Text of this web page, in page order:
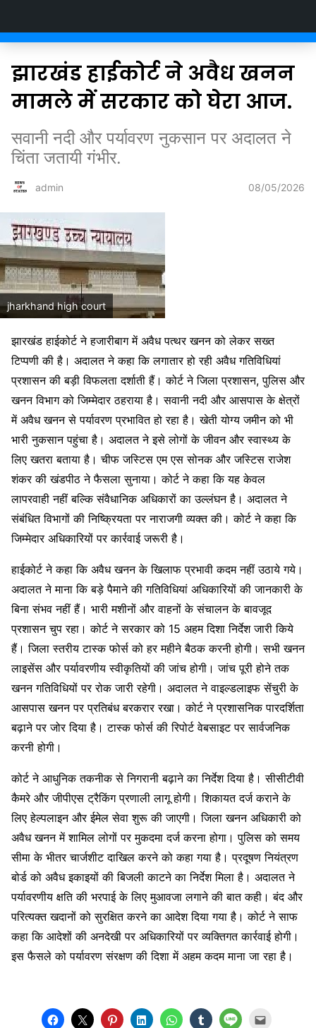
झारखंड हाईकोर्ट ने अवैध खनन
मामले में सरकार को घेरा आज.
सवानी नदी और पर्यावरण नुकसान पर अदालत ने
चिंता जतायी गंभीर.
admin 08/05/2026
jharkhand high court
झारखंड हाईकोर्ट ने हजारीबाग में अवैध पत्थर खनन को लेकर सख्त
टिप्पणी की है। अदालत ने कहा कि लगातार हो रही अवैध गतिविधियां
प्रशासन की बड़ी विफलता दर्शाती हैं। कोर्ट ने जिला प्रशासन, पुलिस और
खनन विभाग को जिम्मेदार ठहराया है। सवानी नदी और आसपास के क्षेत्रों
में अवैध खनन से पर्यावरण प्रभावित हो रहा है। खेती योग्य जमीन को भी
भारी नुकसान पहुंचा है। अदालत ने इसे लोगों के जीवन और स्वास्थ्य के
लिए खतरा बताया है। चीफ जस्टिस एम एस सोनक और जस्टिस राजेश
शंकर की खंडपीठ ने फैसला सुनाया। कोर्ट ने कहा कि यह केवल
लापरवाही नहीं बल्कि संवैधानिक अधिकारों का उल्लंघन है। अदालत ने
संबंधित विभागों की निष्क्रियता पर नाराजगी व्यक्त की। कोर्ट ने कहा कि
जिम्मेदार अधिकारियों पर कार्रवाई जरूरी है।
हाईकोर्ट ने कहा कि अवैध खनन के खिलाफ प्रभावी कदम नहीं उठाये गये।
अदालत ने माना कि बड़े पैमाने की गतिविधियां अधिकारियों की जानकारी के
बिना संभव नहीं हैं। भारी मशीनों और वाहनों के संचालन के बावजूद
प्रशासन चुप रहा। कोर्ट ने सरकार को 15 अहम दिशा निर्देश जारी किये
हैं। जिला स्तरीय टास्क फोर्स को हर महीने बैठक करनी होगी। सभी खनन
लाइसेंस और पर्यावरणीय स्वीकृतियों की जांच होगी। जांच पूरी होने तक
खनन गतिविधियों पर रोक जारी रहेगी। अदालत ने वाइल्डलाइफ सेंचुरी के
आसपास खनन पर प्रतिबंध बरकरार रखा। कोर्ट ने प्रशासनिक पारदर्शिता
बढ़ाने पर जोर दिया है। टास्क फोर्स की रिपोर्ट वेबसाइट पर सार्वजनिक
करनी होगी।
कोर्ट ने आधुनिक तकनीक से निगरानी बढ़ाने का निर्देश दिया है। सीसीटीवी
कैमरे और जीपीएस ट्रैकिंग प्रणाली लागू होगी। शिकायत दर्ज कराने के
लिए हेल्पलाइन और ईमेल सेवा शुरू की जाएगी। जिला खनन अधिकारी को
अवैध खनन में शामिल लोगों पर मुकदमा दर्ज करना होगा। पुलिस को समय
सीमा के भीतर चार्जशीट दाखिल करने को कहा गया है। प्रदूषण नियंत्रण
बोर्ड को अवैध इकाइयों की बिजली काटने का निर्देश मिला है। अदालत ने
पर्यावरणीय क्षति की भरपाई के लिए मुआवजा लगाने की बात कही। बंद और
परित्यक्त खदानों को सुरक्षित करने का आदेश दिया गया है। कोर्ट ने साफ
कहा कि आदेशों की अनदेखी पर अधिकारियों पर व्यक्तिगत कार्रवाई होगी।
इस फैसले को पर्यावरण संरक्षण की दिशा में अहम कदम माना जा रहा है।